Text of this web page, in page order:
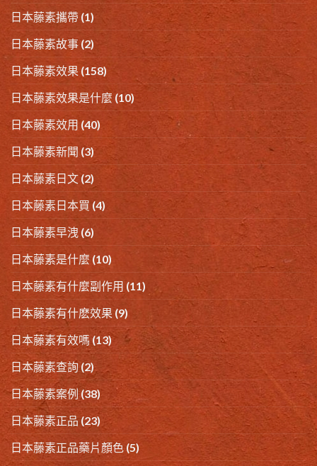
日本藤素攜帶 (1)
日本藤素故事 (2)
日本藤素效果 (158)
日本藤素效果是什麼 (10)
日本藤素效用 (40)
日本藤素新聞 (3)
日本藤素日文(2)
日本藤素日本買 (4)
日本藤素早洩 (6)
日本藤素是什麼 (10)
日本藤素有什麼副作用 (11)
日本藤素有什麽效果 (9)
日本藤素有效嗎 (13)
日本藤素查詢(2)
日本藤素案例(38)
日本藤素正品 (23)
日本藤素正品藥片顏色 (5)